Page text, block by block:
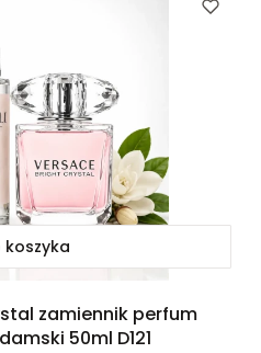
koszyka
zamiennik perfum
50ml D121